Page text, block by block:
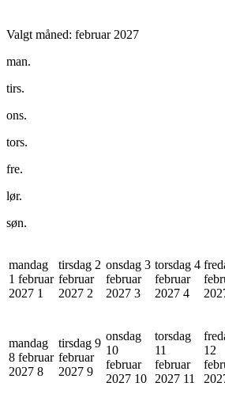
Valgt måned: februar 2027
man.
tirs.
ons.
tors.
fre.
lør.
søn.
mandag
1 februar
2027 1
tirsdag 2
februar
2027 2
onsdag 3
februar
2027 3
torsdag 4
februar
2027 4
mandag
8 februar
2027 8
tirsdag 9
februar
2027 9
onsdag
10
februar
2027 10
torsdag
11
februar
2027 11
12